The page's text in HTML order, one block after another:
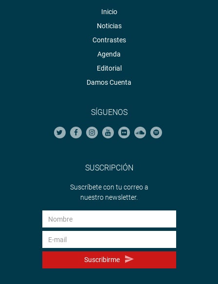
Inicio
Noticias
Contrastes
Agenda
Editorial
Damos Cuenta
SÍGUENOS
SUSCRIPCIÓN
Suscríbete con tu correo a
nuestro newsletter.
Suscribirme